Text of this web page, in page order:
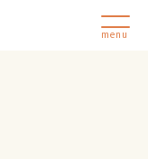
menu